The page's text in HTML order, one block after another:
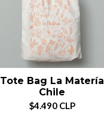
Tote Bag La Matería
Chile
$4.490 CLP